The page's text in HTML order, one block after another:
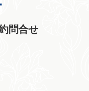
問合せ